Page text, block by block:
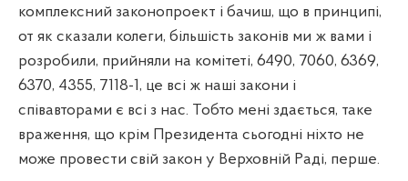
комплексний законопроект і бачиш, що в принципі,
от як сказали колеги, більшість законів ми ж вами і
розробили, прийняли на комітеті, 6490, 7060, 6369,
6370, 4355, 7118-1, це всі ж наші закони і
співавторами є всі з нас. Тобто мені здається, таке
враження, що крім Президента сьогодні ніхто не
може провести свій закон у Верховній Раді, перше.